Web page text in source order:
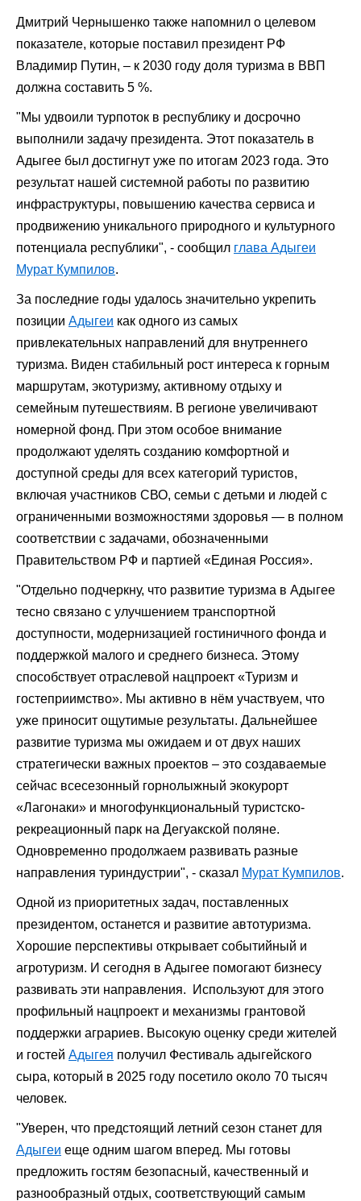
Дмитрий Чернышенко также напомнил о целевом
показателе, которые поставил президент РФ
Владимир Путин, – к 2030 году доля туризма в ВВП
должна составить 5 %.
"Мы удвоили турпоток в республику и досрочно
выполнили задачу президента. Этот показатель в
Адыгее был достигнут уже по итогам 2023 года. Это
результат нашей системной работы по развитию
инфраструктуры, повышению качества сервиса и
продвижению уникального природного и культурного
потенциала республики", - сообщил глава Адыгеи
Мурат Кумпилов.
За последние годы удалось значительно укрепить
позиции Адыгеи как одного из самых
привлекательных направлений для внутреннего
туризма. Виден стабильный рост интереса к горным
маршрутам, экотуризму, активному отдыху и
семейным путешествиям. В регионе увеличивают
номерной фонд. При этом особое внимание
продолжают уделять созданию комфортной и
доступной среды для всех категорий туристов,
включая участников СВО, семьи с детьми и людей с
ограниченными возможностями здоровья — в полном
соответствии с задачами, обозначенными
Правительством РФ и партией «Единая Россия».
"Отдельно подчеркну, что развитие туризма в Адыгее
тесно связано с улучшением транспортной
доступности, модернизацией гостиничного фонда и
поддержкой малого и среднего бизнеса. Этому
способствует отраслевой нацпроект «Туризм и
гостеприимство». Мы активно в нём участвуем, что
уже приносит ощутимые результаты. Дальнейшее
развитие туризма мы ожидаем и от двух наших
стратегически важных проектов – это создаваемые
сейчас всесезонный горнолыжный экокурорт
«Лагонаки» и многофункциональный туристско-
рекреационный парк на Дегуакской поляне.
Одновременно продолжаем развивать разные
направления туриндустрии", - сказал Мурат Кумпилов.
Одной из приоритетных задач, поставленных
президентом, останется и развитие автотуризма.
Хорошие перспективы открывает событийный и
агротуризм. И сегодня в Адыгее помогают бизнесу
развивать эти направления. Используют для этого
профильный нацпроект и механизмы грантовой
поддержки аграриев. Высокую оценку среди жителей
и гостей Адыгея получил Фестиваль адыгейского
сыра, который в 2025 году посетило около 70 тысяч
человек.
"Уверен, что предстоящий летний сезон станет для
Адыгеи еще одним шагом вперед. Мы готовы
предложить гостям безопасный, качественный и
разнообразный отдых, соответствующий самым